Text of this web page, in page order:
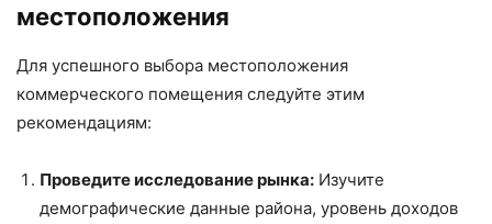
местоположения
Для успешного выбора местоположения
коммерческого помещения следуйте этим
рекомендациям:
Проведите исследование рынка: Изучите
демографические данные района, уровень доходов